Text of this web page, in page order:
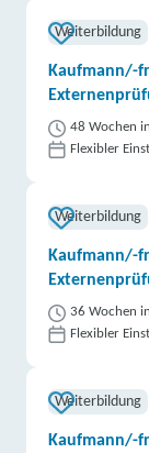
Weiterbildung
Kaufmann/-
48 Wochen
Flexibler
Weiterbildung
Kaufmann/-
36 Wochen
Flexibler
Weiterbildung
Kaufmann/-